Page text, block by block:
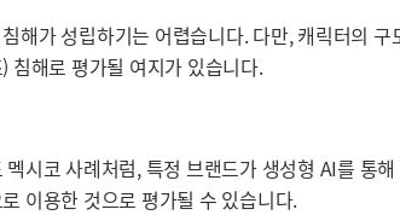
해가 성립하기는 어렵습니다. 다만, 캐릭터의 구
침해로 평가될 여지가 있습니다.
코 사례처럼, 특정 브랜드가 생성형 AI를 통해
이용한 것으로 평가될 수 있습니다.